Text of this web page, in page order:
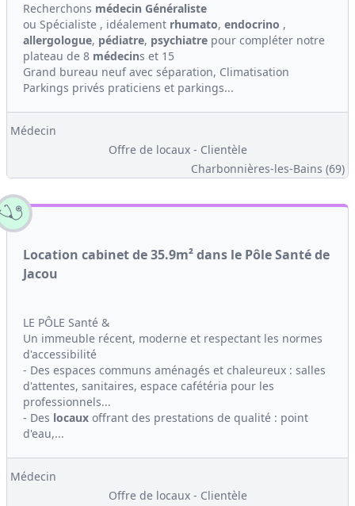
Recherchons médecin Généraliste
ou Spécialiste , idéalement rhumato, endocrino ,
allergologue, pédiatre, psychiatre pour compléter notre
plateau de 8 médecins et 15
Grand bureau neuf avec séparation, Climatisation
Parkings privés praticiens et parkings...
Médecin
Offre de locaux - Clientèle
Charbonnières-les-Bains (69)
Location cabinet de 35.9m² dans le Pôle Santé de
Jacou
LE PÔLE Santé &
Un immeuble récent, moderne et respectant les normes
d'accessibilité
- Des espaces communs aménagés et chaleureux : salles
d'attentes, sanitaires, espace cafétéria pour les
professionnels...
- Des locaux offrant des prestations de qualité : point
d'eau,...
Médecin
Offre de locaux - Clientèle